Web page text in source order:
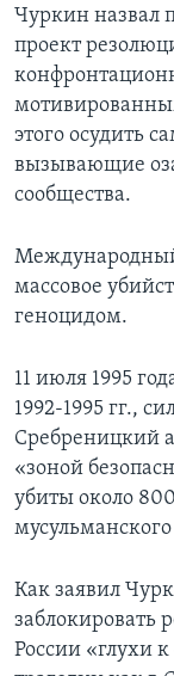
Чуркин назвал
проект
этого осудить
вызывающие
сообщества.
массовое
геноцидом.
11 июля 1995
1992-1995 гг.,
Сребреницкий
«зоной
убиты около
Как заявил
заблокировать
России «глухи